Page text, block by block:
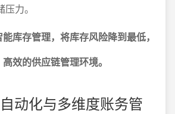
力。
库存管理，将库存风险降到最低，
效的供应链管理环境。
动化与多维度账务管